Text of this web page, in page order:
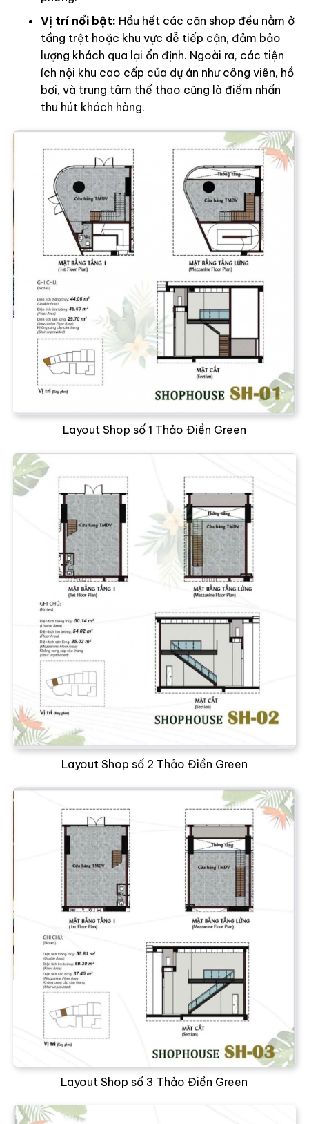
Vị trí nổi bật: Hầu hết các căn shop đều nằm ở
tầng trệt hoặc khu vực dễ tiếp cận, đảm bảo
lượng khách qua lại ổn định. Ngoài ra, các tiện
ích nội khu cao cấp của dự án như công viên, hồ
bơi, và trung tâm thể thao cũng là điểm nhấn
thu hút khách hàng.
Layout Shop số 1 Thảo Điền Green
Layout Shop số 2 Thảo Điền Green
Layout Shop số 3 Thảo Điền Green